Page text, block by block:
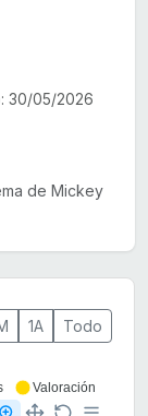
30/05/2026
de Mickey
1A Todo
Valoración